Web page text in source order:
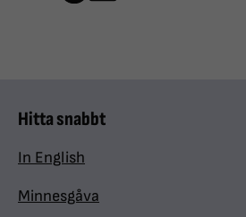
Hitta snabbt
In English
Minnesgåva